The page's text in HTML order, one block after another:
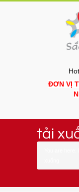
ĐƠN VỊ
tải